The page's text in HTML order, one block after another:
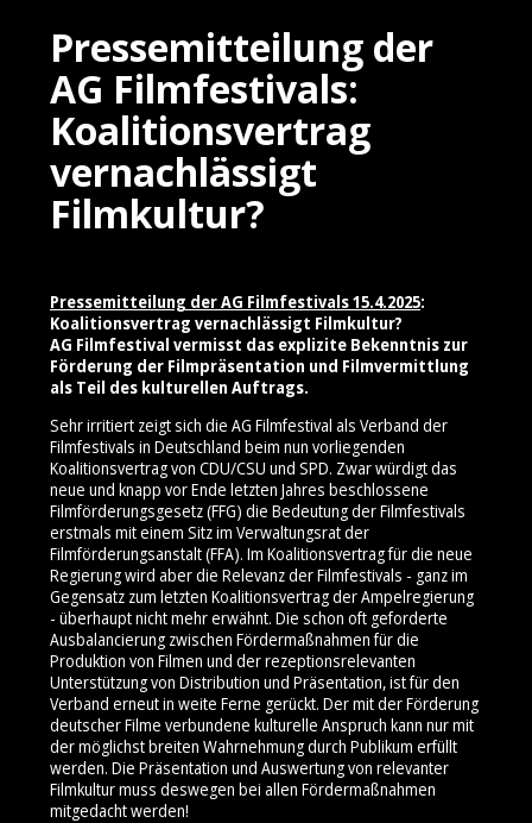
Pressemitteilung der
AG Filmfestivals:
Koalitionsvertrag
vernachlässigt
Filmkultur?
Pressemitteilung der AG Filmfestivals 15.4.2025:
Koalitionsvertrag vernachlässigt Filmkultur?
AG Filmfestival vermisst das explizite Bekenntnis zur
Förderung der Filmpräsentation und Filmvermittlung
als Teil des kulturellen Auftrags.
Sehr irritiert zeigt sich die AG Filmfestival als Verband der
Filmfestivals in Deutschland beim nun vorliegenden
Koalitionsvertrag von CDU/CSU und SPD. Zwar würdigt das
neue und knapp vor Ende letzten Jahres beschlossene
Filmförderungsgesetz (FFG) die Bedeutung der Filmfestivals
erstmals mit einem Sitz im Verwaltungsrat der
Filmförderungsanstalt (FFA). Im Koalitionsvertrag für die neue
Regierung wird aber die Relevanz der Filmfestivals - ganz im
Gegensatz zum letzten Koalitionsvertrag der Ampelregierung
- überhaupt nicht mehr erwähnt. Die schon oft geforderte
Ausbalancierung zwischen Fördermaßnahmen für die
Produktion von Filmen und der rezeptionsrelevanten
Unterstützung von Distribution und Präsentation, ist für den
Verband erneut in weite Ferne gerückt. Der mit der Förderung
deutscher Filme verbundene kulturelle Anspruch kann nur mit
der möglichst breiten Wahrnehmung durch Publikum erfüllt
werden. Die Präsentation und Auswertung von relevanter
Filmkultur muss deswegen bei allen Fördermaßnahmen
mitgedacht werden!